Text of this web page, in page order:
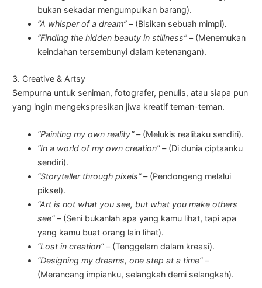
bukan sekadar mengumpulkan barang).
“A whisper of a dream” – (Bisikan sebuah mimpi).
“Finding the hidden beauty in stillness”– (Menemukan
keindahan tersembunyi dalam ketenangan).
3. Creative & Artsy
Sempurna untuk seniman, fotografer, penulis, atau siapa pun
yang ingin mengekspresikan jiwa kreatif teman-teman.
“Painting my own reality” – (Melukis realitaku sendiri).
“In a world of my own creation” – (Di dunia ciptaanku
sendiri).
“Storyteller through pixels” –(Pendongeng melalui
piksel).
“Art is not what you see, but what you make others
see” – (Seni bukanlah apa yang kamu lihat, tapi apa
yang kamu buat orang lain lihat).
“Lost in creation” – (Tenggelam dalam kreasi).
“Designing my dreams, one step at a time” –
(Merancang impianku, selangkah demi selangkah).